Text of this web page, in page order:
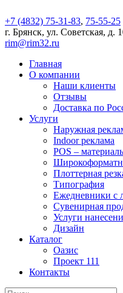
+7 (4832) 75-31-83, 75-55-25
г. Брянск, ул. Советская, д.
rim@rim32.ru
Главная
О компании
Наши клиенты
Отзывы
Доставка по
Услуги
Наружная
Indoor реклама
POS –
Плоттерная
Типография
Ежедневники с
Сувенирная
Услуги
Дизайн
Каталог
Оазис
Проект 111
Контакты